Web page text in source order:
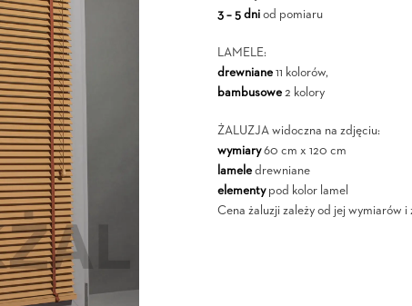
3 – 5 dni od pomiaru
LAMELE:
drewniane 11 kolorów,
bambusowe 2 kolory
ŻALUZJA widoczna na zdjęciu:
wymiary60 cm x 120 cm
lamele drewniane
elementypod kolor lamel
Cena żaluzji zależy od jej wymiarów i